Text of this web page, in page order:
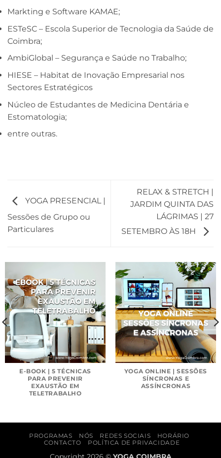
Markting e Software KAMAE;
ESTeSC – Escola Superior de Tecnologia da Saúde de
Coimbra;
AmbiGlobal – Segurança e Saúde no Trabalho;
HIESE – Habitat de Inovação Empresarial nos
Sectores Estratégicos
Núcleo de Estudantes de Medicina Dentária e
Estomatologia;
entre outras.
YOGA PRESENCIAL |
Sessões de Grupo ou
Particulares
RELAX & STRETCH |
JARDIM QUINTA DAS
LÁGRIMAS | 27
SETEMBRO ÀS 18H
E-BOOK | 5 TÉCNICAS
PARA PREVENIR
EXAUSTÃO EM
TELETRABALHO
YOGA ONLINE | SESSÕES
SÍNCRONAS E
ASSÍNCRONAS
PROGRAMAS NÓS REDES SOCIAIS
HORÁRIO
CONTACTO
POLÍTICA DE PRIVACIDADE